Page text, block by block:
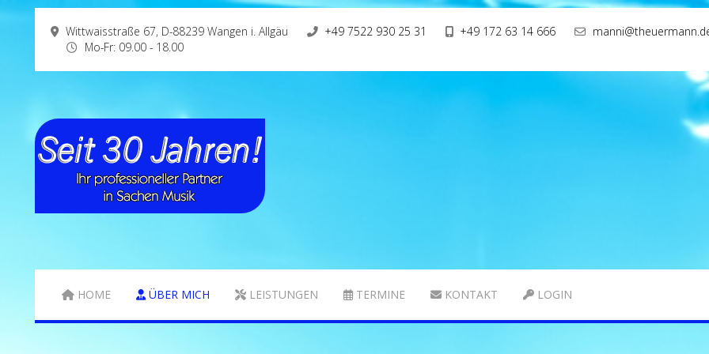
Wittwaisstraße 67, D-88239 Wangen i. Allgäu +49 7522 930 25 31 +49 172 63 14 666
Mo-Fr: 09.00 - 18.00
HOME ÜBER MICH LEISTUNGEN TERMINE KONTAKT LOGIN